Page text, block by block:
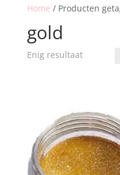
Home / Producten
gold
Enig resultaat